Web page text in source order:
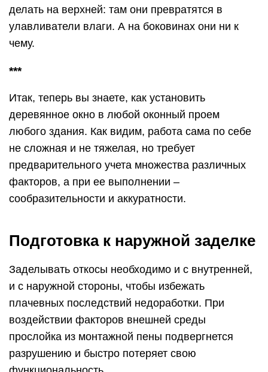
делать на верхней: там они превратятся в
улавливатели влаги. А на боковинах они ни к
чему.
***
Итак, теперь вы знаете, как установить
деревянное окно в любой оконный проем
любого здания. Как видим, работа сама по себе
не сложная и не тяжелая, но требует
предварительного учета множества различных
факторов, а при ее выполнении –
сообразительности и аккуратности.
Подготовка к наружной заделке
Заделывать откосы необходимо и с внутренней,
и с наружной стороны, чтобы избежать
плачевных последствий недоработки. При
воздействии факторов внешней среды
прослойка из монтажной пены подвергнется
разрушению и быстро потеряет свою